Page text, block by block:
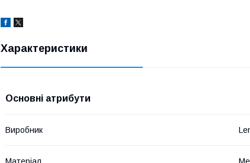
Характеристики
Основні атрибути
Виробник
Матеріал